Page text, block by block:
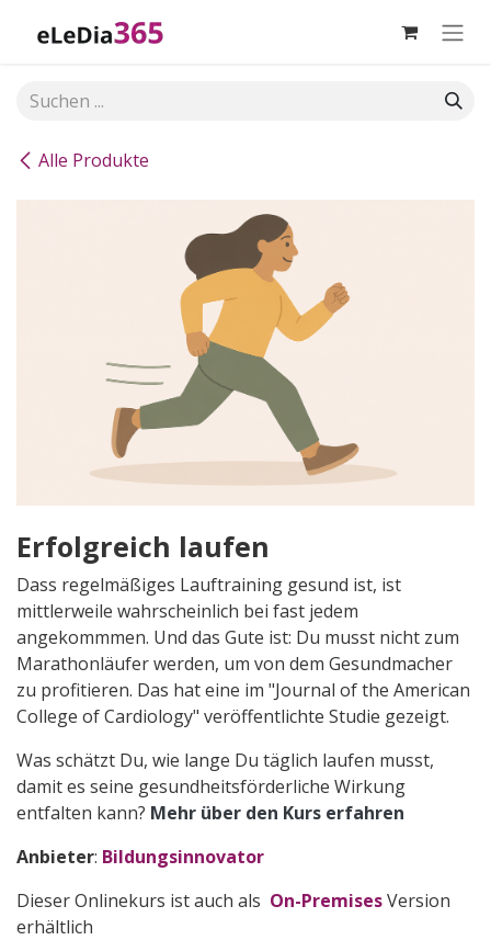
Alle Produkte
Erfolgreich laufen
Dass regelmäßiges Lauftraining gesund ist, ist
mittlerweile wahrscheinlich bei fast jedem
angekommmen. Und das Gute ist: Du musst nicht zum
Marathonläufer werden, um von dem Gesundmacher
zu profitieren. Das hat eine im "Journal of the American
College of Cardiology" veröffentlichte Studie gezeigt.
Was schätzt Du, wie lange Du täglich laufen musst,
damit es seine gesundheitsförderliche Wirkung
entfalten kann? Mehr über den Kurs erfahren
Anbieter: Bildungsinnovator
Dieser Onlinekurs ist auch als On-PremisesVersion
erhältlich